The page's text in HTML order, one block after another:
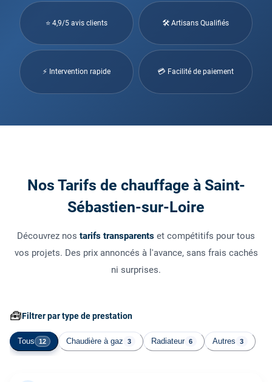
⭐ 4,9/5 avis clients 🛠 Artisans Qualifiés
⚡ Intervention rapide 💳 Facilité de paiement
Nos Tarifs de chauffage à Saint-
Sébastien-sur-Loire
Découvrez nos tarifs transparents et compétitifs pour tous
vos projets. Des prix annoncés à l'avance, sans frais cachés
ni surprises.
🧰Filtrer par type de prestation
Tous 12 Chaudière à gaz 3 Radiateur 6 Autres 3